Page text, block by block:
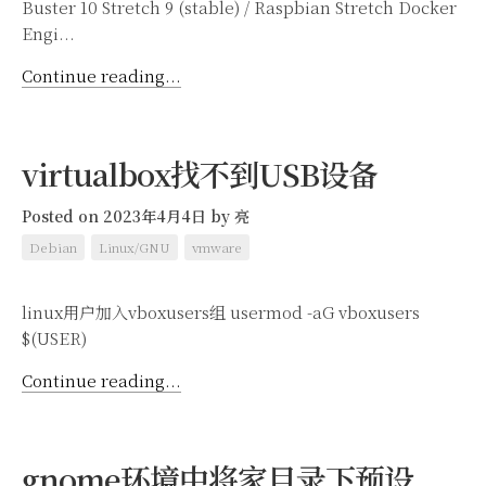
Buster 10 Stretch 9 (stable) / Raspbian Stretch Docker
Engi...
Continue reading...
virtualbox找不到USB设备
Posted on 2023年4月4日 by 亮
Debian Linux/GNU vmware
linux用户加入vboxusers组 usermod -aG vboxusers
$(USER)
Continue reading...